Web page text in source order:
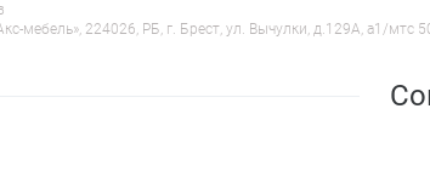
мебель», 224026, РБ, г. Брест, ул. Вычулки, д.129А, a1/мтс